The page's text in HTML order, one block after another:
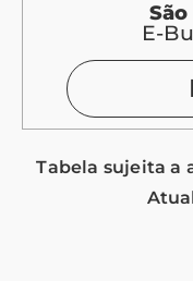
E-
Tabela sujeita a